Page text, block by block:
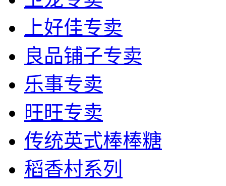
上好佳专卖
良品铺子专卖
乐事专卖
旺旺专卖
传统英式棒棒糖
稻香村系列